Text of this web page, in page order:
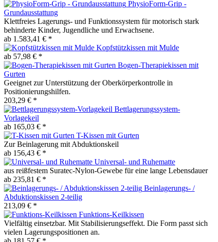
PhysioForm-Grip -
Grundausstattung
Klettfreies Lagerungs- und Funktionssystem für motorisch stark
behinderte Kinder, Jugendliche und Erwachsene.
ab 1.583,41 € *
Kopfstützkissen mit Mulde
ab 57,98 € *
Bogen-Therapiekissen mit
Gurten
Geeignet zur Unterstützung der Oberkörperkontrolle in
Positionierungshilfen.
203,29 € *
Bettlagerungssystem-
Vorlagekeil
ab 165,03 € *
T-Kissen mit Gurten
Zur Beinlagerung mit Abduktionskeil
ab 156,43 € *
Universal- und Ruhematte
aus reißfestem Suratec-Nylon-Gewebe für eine lange Lebensdauer
ab 235,81 € *
Beinlagerungs- /
Abduktionskissen 2-teilig
213,09 € *
Funktions-Keilkissen
Vielfältig einsetzbar. Mit Stabilisierungseffekt. Die Form passt sich
vielen Lagerungspositionen an.